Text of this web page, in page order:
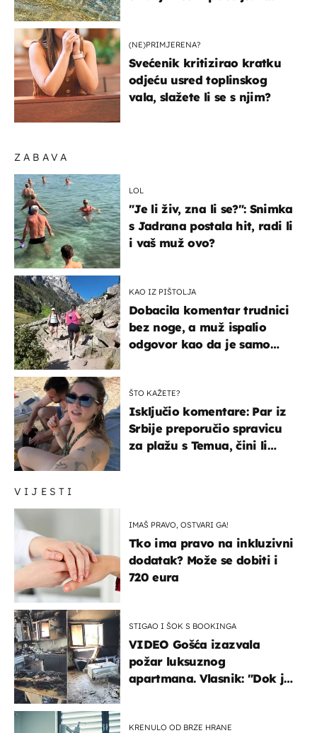
VIJESTI
IMAŠ PRAVO, OSTVARI GA!
Tko ima pravo na inkluzivni
dodatak? Može se dobiti i
720 eura
STIGAO I ŠOK S BOOKINGA
VIDEO Gošća izazvala
požar luksuznog
apartmana. Vlasnik: "Dok je
KRENULO OD BRZE HRANE
ZABAVA
LOL
"Je li živ, zna li se?": Snimka
s Jadrana postala hit, radi li
i vaš muž ovo?
KAO IZ PIŠTOLJA
Dobacila komentar trudnici
bez noge, a muž ispalio
odgovor kao da je samo
ŠTO KAŽETE?
Isključio komentare: Par iz
Srbije preporučio spravicu
za plažu s Temua, čini li
(NE)PRIMJERENA?
Svećenik kritizirao kratku
odjeću usred toplinskog
vala, slažete li se s njim?